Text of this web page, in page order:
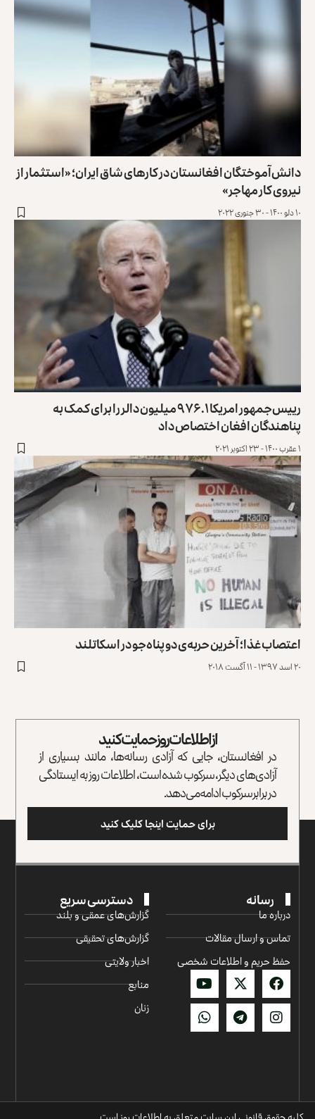
دانش‌آموختگان افغانستان در کارهای شاق ایران؛ «استثمار از
نیروی کار مهاجر»
۱۰ دلو ۱۴۰۰ - ۳۰ جنوری ۲۰۲۲
رییس‌جمهور امریکا ۹۷۶.۱ میلیون دالر را برای کمک به
پناهندگان افغان اختصاص داد
۱ عقرب ۱۴۰۰ - ۲۳ اکتوبر ۲۰۲۱
اعتصاب غذا؛ آخرین حربه‌ی دو پناه‌جو در اسکاتلند
۲۰ اسد ۱۳۹۷ - ۱۱ آگست ۲۰۱۸
از اطلاعات روز حمایت کنید
در افغانستان، جایی که آزادی رسانه‌ها، مانند بسیاری از
آزادی‌های دیگر، سرکوب شده است، اطلاعات روز به ایستادگی
در برابر سرکوب ادامه می‌دهد.
برای حمایت اینجا کلیک کنید
رسانه
درباره ما
تماس و ارسال مقالات
حفظ حریم و اطلاعات شخصی
دسترسی سریع
گزارش‌‌های عمقی و بلند
گزارش‌های تحقیقی
اخبار ولایتی
منابع
زنان